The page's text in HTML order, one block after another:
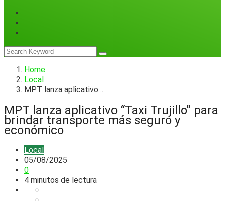
Home
Local
MPT lanza aplicativo…
MPT lanza aplicativo “Taxi Trujillo” para
brindar transporte más seguro y
económico
Local
05/08/2025
0
4 minutos de lectura